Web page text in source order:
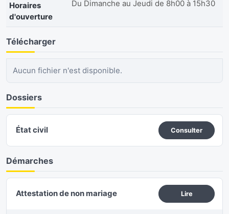
Horaires
d'ouverture
Du Dimanche au Jeudi de 8h00 à 15h30
Télécharger
Aucun fichier n'est disponible.
Dossiers
État civil Consulter
Démarches
Attestation de non mariage Lire